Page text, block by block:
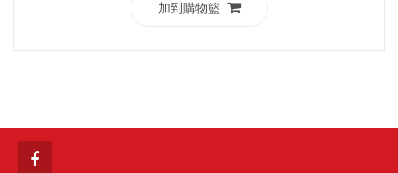
加到購物籃